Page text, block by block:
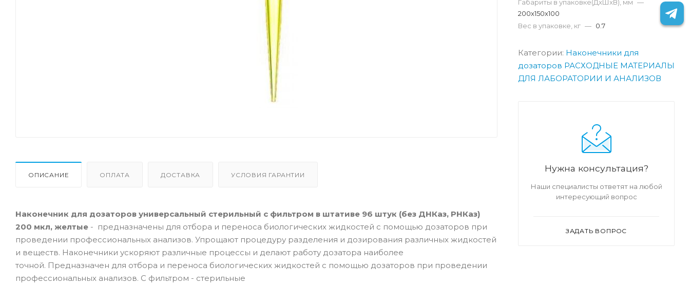
ОПИСАНИЕ ОПЛАТА ДОСТАВКА УСЛОВИЯ ГАРАНТИИ
Наконечник для дозаторов универсальный стерильный с фильтром в штативе 96 штук (без ДНКаз, РНКаз)
200 мкл, желтые - предназначены для отбора и переноса биологических жидкостей с помощью дозаторов при
проведении профессиональных анализов. Упрощают процедуру разделения и дозирования различных жидкостей
и веществ. Наконечники ускоряют различные процессы и делают работу дозатора наиболее
точной. Предназначен для отбора и переноса биологических жидкостей с помощью дозаторов при проведении
профессиональных анализов. С фильтром - стерильные
Габариты в упаковке(ДxШxВ), мм —
200х150х100
Вес в упаковке, кг — 0.7
Категории: Наконечники для
дозаторов РАСХОДНЫЕ МАТЕРИАЛЫ
ДЛЯ ЛАБОРАТОРИИ И АНАЛИЗОВ
Нужна консультация?
Наши специалисты ответят на любой
интересующий вопрос
ЗАДАТЬ ВОПРОС